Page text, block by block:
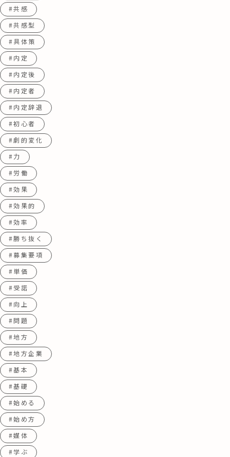
#共感
#共感型
#具体策
#内定
#内定後
#内定者
#内定辞退
#初心者
#劇的変化
#力
#労働
#効果
#効果的
#効率
#勝ち抜く
#募集要項
#単価
#受諾
#向上
#問題
#地方
#地方企業
#基本
#基礎
#始める
#始め方
#媒体
#学ぶ